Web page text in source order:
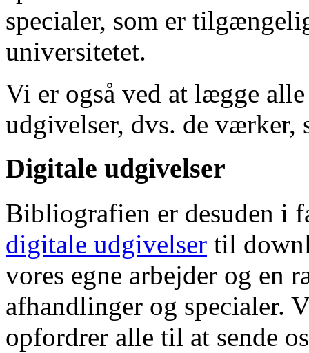
specialer, som er
universitetet.
Vi er også ved at lægge
udgivelser, dvs. de værker,
Digitale udgivelser
Bibliografien er desuden i
digitale udgivelser til
vores egne arbejder og en
afhandlinger og specialer.
opfordrer alle til at sende